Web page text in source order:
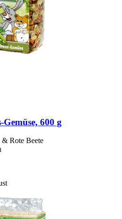
​Gemüse, 600 g
& Rote Beete